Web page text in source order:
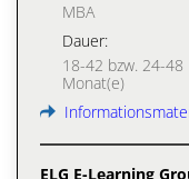
MBA
Dauer:
18-42 bzw. 24-48
Monat(e)
ELG E-Learning